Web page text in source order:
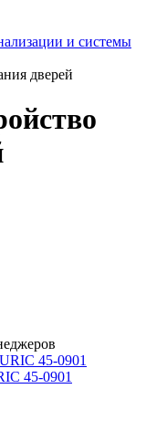
и системы
дверей
45-0901